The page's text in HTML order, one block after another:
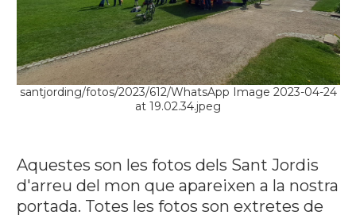
santjording/fotos/2023/612/WhatsApp Image 2023-04-24
at 19.02.34.jpeg
Aquestes son les fotos dels Sant Jordis
d'arreu del mon que apareixen a la nostra
portada. Totes les fotos son extretes de